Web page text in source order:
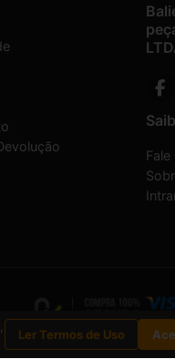
Ler Termos de Uso